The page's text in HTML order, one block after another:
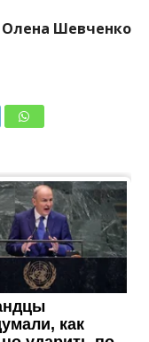
Олена Шевченко